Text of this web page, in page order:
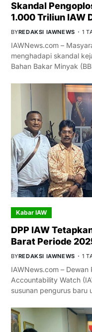
Skandal
1.000 Triliun IAW
BYREDAKSI IAWNEWS 1
IAWNews.com –
menghadapi skandal
Bahan Bakar Minyak
Kabar IAW
DPP IAW
Barat Periode
BYREDAKSI IAWNEWS 1
IAWNews.com – Dewan
Accountability Watch
susunan pengurus baru